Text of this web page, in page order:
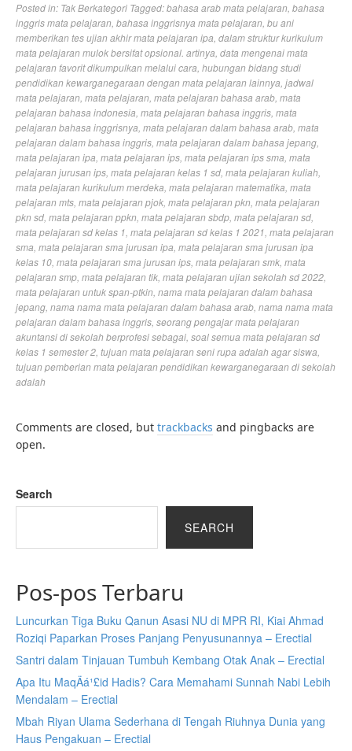
Posted in: Tak Berkategori Tagged:bahasa arab mata pelajaran bahasa
inggris mata pelajaran bahasa inggrisnya mata pelajaran bu ani
memberikan tes ujian akhir mata pelajaran ipa dalam struktur kurikulum
mata pelajaran mulok bersifat opsional. artinya data mengenai mata
pelajaran favorit dikumpulkan melalui cara hubungan bidang studi
pendidikan kewarganegaraan dengan mata pelajaran lainnya jadwal
mata pelajaran mata pelajaran mata pelajaran bahasa arab mata
pelajaran bahasa indonesia mata pelajaran bahasa inggris mata
pelajaran bahasa inggrisnya mata pelajaran dalam bahasa arab mata
pelajaran dalam bahasa inggris mata pelajaran dalam bahasa jepang
mata pelajaran ipa mata pelajaran ips mata pelajaran ips sma mata
pelajaran jurusan ips mata pelajaran kelas 1 sd mata pelajaran kuliah
mata pelajaran kurikulum merdeka mata pelajaran matematika mata
pelajaran mts mata pelajaran pjok mata pelajaran pkn mata pelajaran
pkn sd mata pelajaran ppkn mata pelajaran sbdp mata pelajaran sd
mata pelajaran sd kelas 1 mata pelajaran sd kelas 1 2021 mata pelajaran
sma mata pelajaran sma jurusan ipa mata pelajaran sma jurusan ipa
kelas 10 mata pelajaran sma jurusan ips mata pelajaran smk mata
pelajaran smp mata pelajaran tik mata pelajaran ujian sekolah sd 2022
mata pelajaran untuk span-ptkin nama mata pelajaran dalam bahasa
jepang nama nama mata pelajaran dalam bahasa arab nama nama mata
pelajaran dalam bahasa inggris seorang pengajar mata pelajaran
akuntansi di sekolah berprofesi sebagai soal semua mata pelajaran sd
kelas 1 semester 2 tujuan mata pelajaran seni rupa adalah agar siswa
tujuan pemberian mata pelajaran pendidikan kewarganegaraan di sekolah
adalah
Comments are closed, but trackbacks and pingbacks are
open.
Search
SEARCH
Pos-pos Terbaru
Luncurkan Tiga Buku Qanun Asasi NU di MPR RI, Kiai Ahmad
Roziqi Paparkan Proses Panjang Penyusunannya – Erectial
Santri dalam Tinjauan Tumbuh Kembang Otak Anak – Erectial
Apa Itu MaqÄá¹£id Hadis? Cara Memahami Sunnah Nabi Lebih
Mendalam – Erectial
Mbah Riyan Ulama Sederhana di Tengah Riuhnya Dunia yang
Haus Pengakuan – Erectial